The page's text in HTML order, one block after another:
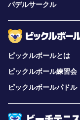
パデルサークル
ピックルボールとは
ピックルボール練習会
ピックルボールパドル